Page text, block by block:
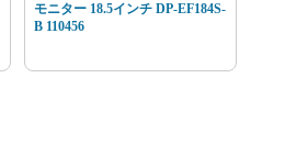
モニター 18.5インチ DP-EF184S-
B 110456